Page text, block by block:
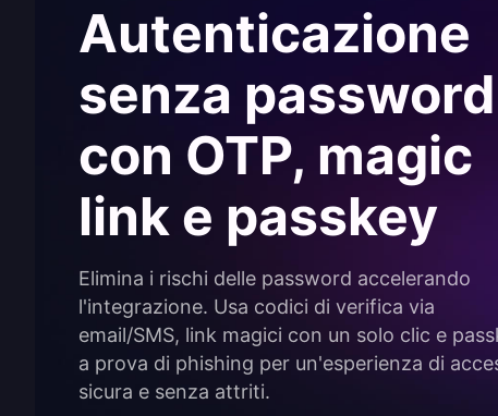
Autenticazione
senza password
con OTP, magic
link e passkey
Elimina i rischi delle password accelerando
l'integrazione. Usa codici di verifica via
email/SMS, link magici con un solo clic e
a prova di phishing per un'esperienza di
sicura e senza attriti.